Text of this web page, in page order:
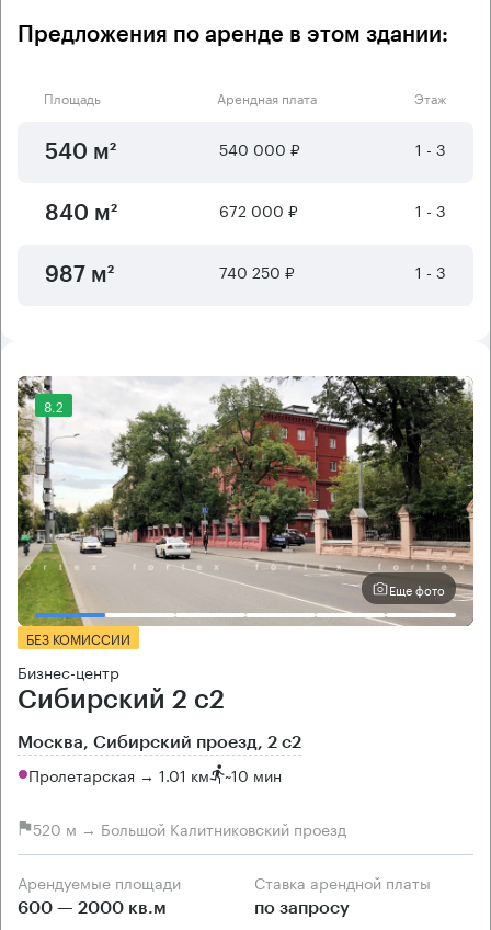
Предложения по аренде в этом здании:
Площадь Арендная плата Этаж
540 м² 540 000 ₽ 1 - 3
840 м² 672 000 ₽ 1 - 3
987 м² 740 250 ₽ 1 - 3
8.2
Еще фото
БЕЗ КОМИССИИ
Бизнес-центр
Сибирский 2 с2
Москва, Сибирский проезд, 2 с2
Пролетарская → 1.01 км ~10 мин
520 м → Большой Калитниковский проезд
Арендуемые площади
600 — 2000 кв.м
Ставка арендной платы
по запросу